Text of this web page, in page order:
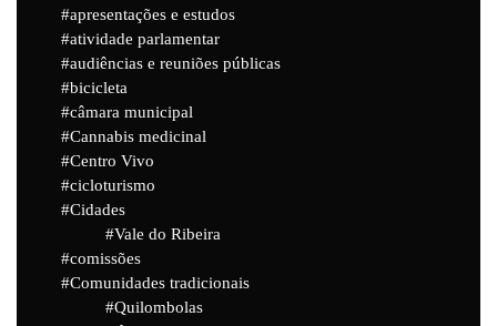
apresentações e estudos
atividade parlamentar
audiências e reuniões públicas
bicicleta
câmara municipal
Cannabis medicinal
Centro Vivo
cicloturismo
Cidades
Vale do Ribeira
comissões
Comunidades tradicionais
Quilombolas